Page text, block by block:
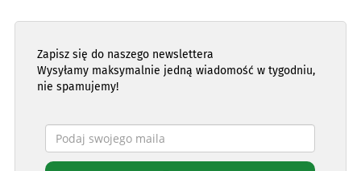
Zapisz się do naszego newslettera
Wysyłamy maksymalnie jedną wiadomość w tygodniu,
nie spamujemy!